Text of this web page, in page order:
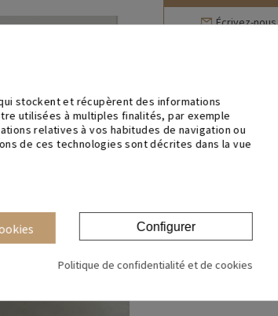
Écrivez-nous
stockent et récupèrent des informations
utilisées à multiples finalités, par exemple
relatives à vos habitudes de navigation ou
de ces technologies sont décrites dans la vue
Configurer
Politique de confidentialité et de cookies